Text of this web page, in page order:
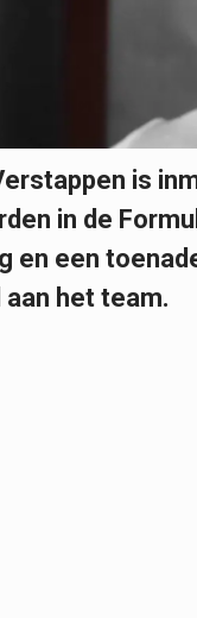
is
in de
en een
aan het team.